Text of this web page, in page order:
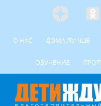
Яндекс
О НАС ДОМА ЛУЧШЕ
ОБУЧЕНИЕ